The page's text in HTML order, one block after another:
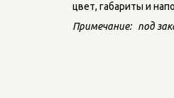
цвет, габариты и
Примечание:   под